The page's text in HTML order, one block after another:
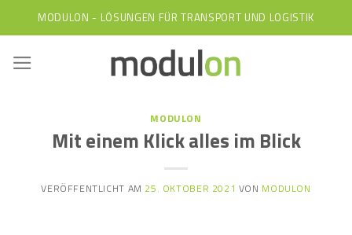
to
content
MODULON - LÖSUNGEN FÜR TRANSPORT UND LOGISTIK
MODULON
Mit einem Klick alles im Blick
VERÖFFENTLICHT AM 25. OKTOBER 2021 VON MODULON